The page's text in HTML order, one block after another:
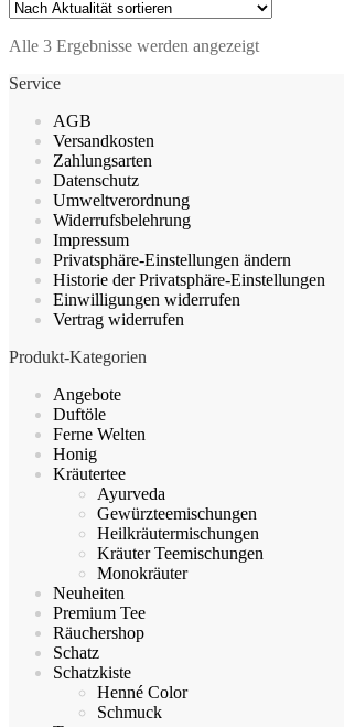
Varianten
Alle 3 Ergebnisse werden angezeigtNach
Service
AGB
Versandkosten
Zahlungsarten
Datenschutz
Umweltverordnung
Widerrufsbelehrung
Impressum
Privatsphäre-Einstellungen ändern
Historie der Privatsphäre-Einstellungen
Einwilligungen widerrufen
Vertrag widerrufen
Produkt-Kategorien
Angebote
Duftöle
Ferne Welten
Honig
Kräutertee
Ayurveda
Gewürzteemischungen
Heilkräutermischungen
Kräuter Teemischungen
Monokräuter
Neuheiten
Premium Tee
Räuchershop
Schatz
Schatzkiste
Henné Color
Schmuck